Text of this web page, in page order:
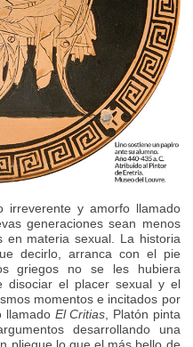
irreverente y amorfo llamado
generaciones sean menos
en materia sexual. La historia
decirlo, arranca con el pie
griegos no se les hubiera
disociar el placer sexual y el
momentos e incitados por
llamado El Critias , Platón pinta
desarrollando una
pliegue lo que el más bello de